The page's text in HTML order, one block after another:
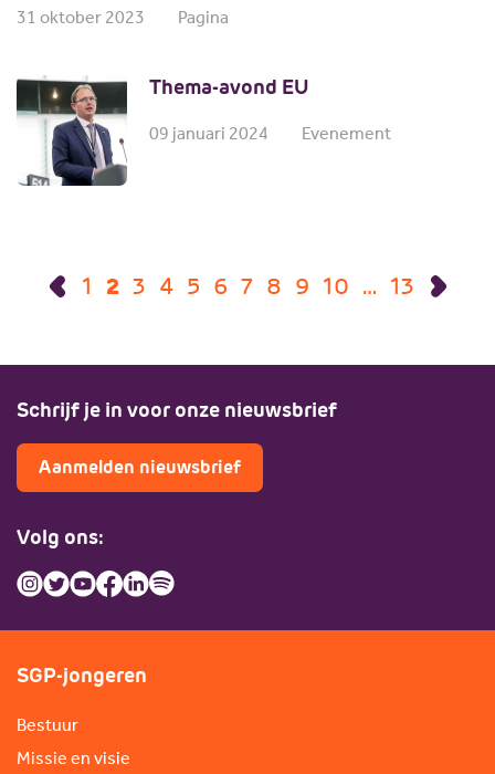
31 oktober 2023 Pagina
Thema-avond EU
09 januari 2024 Evenement
1 2 3 4 5 6 7 8 9 10 … 13
Schrijf je in voor onze nieuwsbrief
Aanmelden nieuwsbrief
Volg ons:
SGP-jongeren
Bestuur
Missie en visie